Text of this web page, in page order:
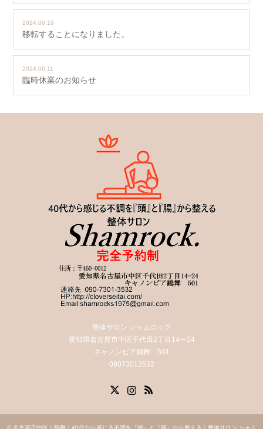
2024.06.19
移転することになりました。
2024.06.11
臨時休業のお知らせ
整体サロン シャムロック
愛知県名古屋市中区千代田2丁目14ー24
キャノンピア鶴舞 501
09073013532
© 名古屋市中区｜鶴舞｜40代から感じる不調を『頭』と『腸』から整える｜整体サロン シャム